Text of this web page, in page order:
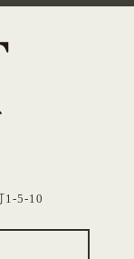
1-5-10